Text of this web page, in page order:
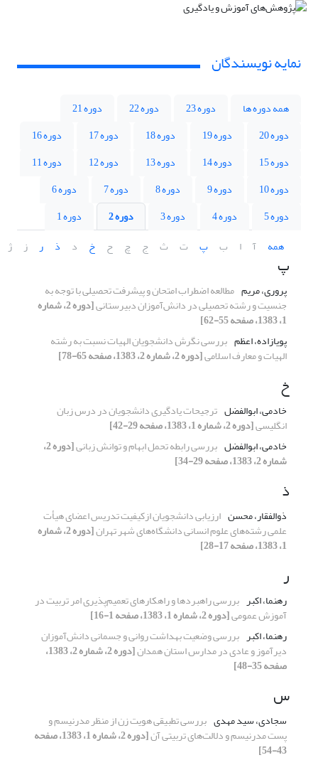
نمایه نویسندگان
همه دوره ها دوره 23 دوره 22
دوره 21
دوره 20
دوره 19 دوره 18 دوره 17
دوره 16
دوره 15
دوره 14 دوره 13 دوره 12
دوره 11
دوره 10
دوره 9 دوره 8 دوره 7
دوره 6
دوره 5
دوره 4 دوره 3 دوره 2
دوره 1
همه
آ ا ب پ ت ث ج چ ح خ د ذ ر ز ژ
پ
پروری، مریم مطالعه اضطراب امتحان و پیشرفت تحصیلی با توجه به
جنسیت و رشته تحصیلی در دانش‌آموزان دبیرستانی [دوره 2، شماره
1، 1383، صفحه 55-62]
پویازاده، اعظم بررسی نگرش دانشجویان الهیات نسبت به رشته
الهیات و معارف اسلامی[دوره 2، شماره 2، 1383، صفحه 65-78]
خ
خادمی، ابوالفضل ترجیحات یادگیری دانشجویان در درس زبان
انگلیسی[دوره 2، شماره 1، 1383، صفحه 29-42]
خادمی، ابوالفضل بررسی رابطه تحمل ابهام و توانش زبانی [دوره 2،
شماره 2، 1383، صفحه 29-34]
ذ
ذوالفقار، محسن ارزیابی دانشجویان ازکیفیت تدریس اعضای هیأت‌
علمی رشته‌های علوم انسانی دانشگاه‌های شهر تهران [دوره 2، شماره
1، 1383، صفحه 17-28]
ر
رهنما، اکبر بررسی راهبردها و راهکارهای تعمیم‌پذیری امر تربیت در
آموزش عمومی[دوره 2، شماره 1، 1383، صفحه 1-16]
رهنما، اکبر بررسی وضعیت بهداشت روانی و جسمانی دانش‌آموزان
دیرآموز و عادی در مدارس استان همدان [دوره 2، شماره 2، 1383،
صفحه 35-48]
س
سجادی، سید مهدی بررسی تطبیقی هویت زن از منظر مدرنیسم و
پست مدرنیسم و دلالت‌های تربیتی آن [دوره 2، شماره 1، 1383، صفحه
43-54]